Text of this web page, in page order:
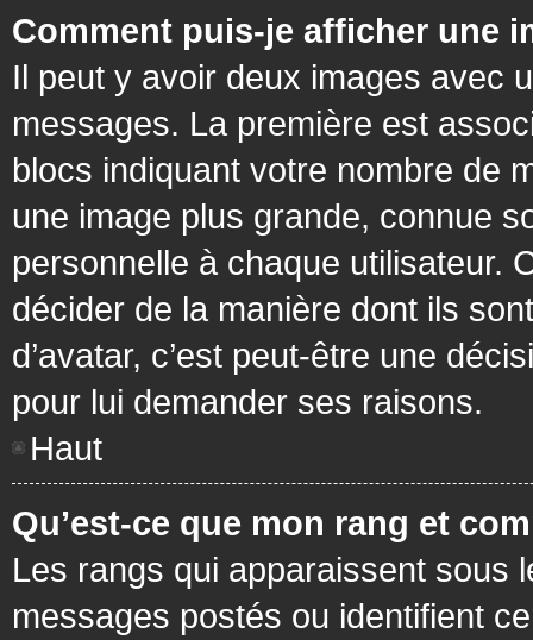
Comment puis-je afficher une
Il peut y avoir deux images avec
messages. La première est
blocs indiquant votre nombre de
une image plus grande, connue
personnelle à chaque utilisateur.
décider de la manière dont ils
d’avatar, c’est peut-être une
pour lui demander ses raisons.
Haut
Qu’est-ce que mon rang et
Les rangs qui apparaissent sous
messages postés ou identifient